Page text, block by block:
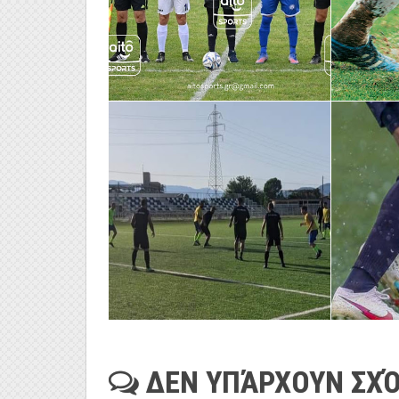
ΔΕΝ ΥΠΆΡΧΟΥΝ